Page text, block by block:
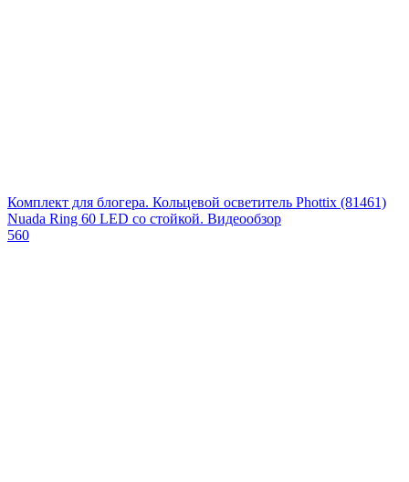
Комплект для блогера. Кольцевой осветитель Phottix (81461)
Nuada Ring 60 LED со стойкой. Видеообзор
560